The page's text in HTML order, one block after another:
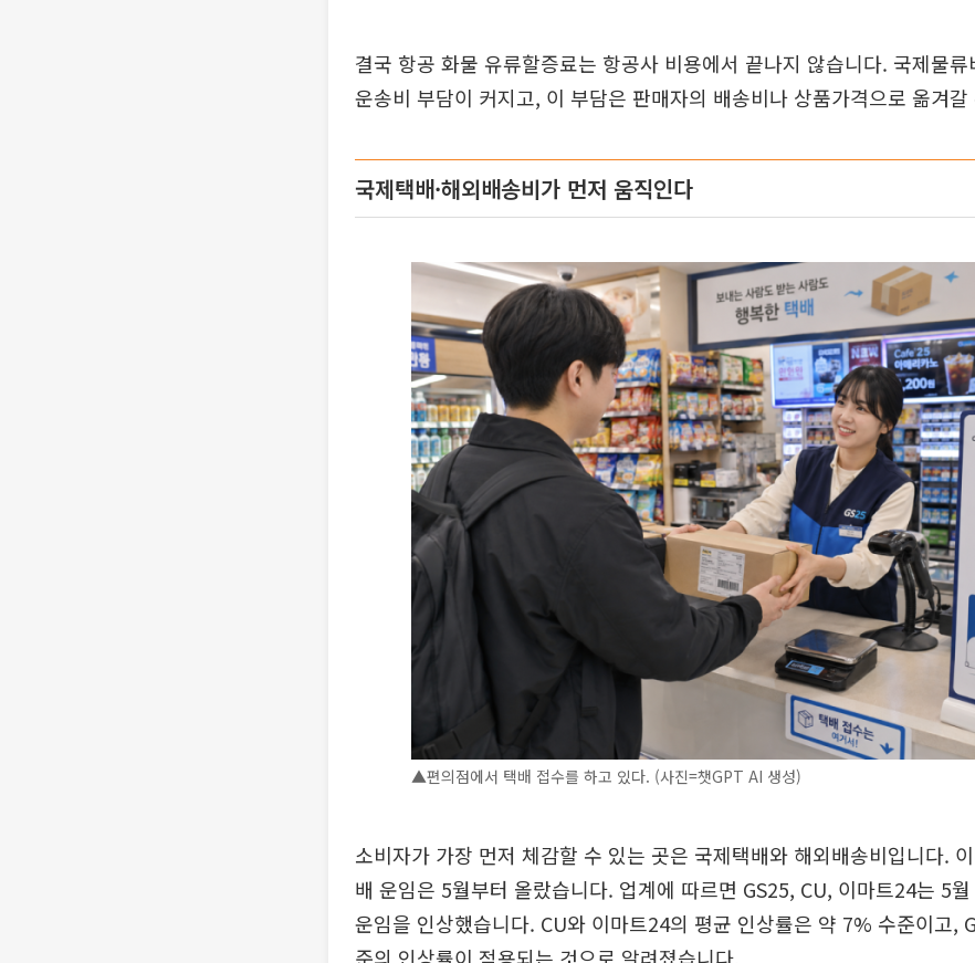
결국 항공 화물 유류할증료는 항공사 비용에서 끝나지 않습니다. 국제물류
운송비 부담이 커지고, 이 부담은 판매자의 배송비나 상품가격으로 옮겨
국제택배·해외배송비가 먼저 움직인다
▲편의점에서 택배 접수를 하고 있다. (사진=챗GPT AI 생성)
소비자가 가장 먼저 체감할 수 있는 곳은 국제택배와 해외배송비입니다.
배 운임은 5월부터 올랐습니다. 업계에 따르면 GS25, CU, 이마트24는 5
운임을 인상했습니다. CU와 이마트24의 평균 인상률은 약 7% 수준이고,